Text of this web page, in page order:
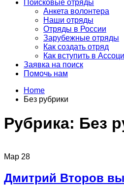
Поисковые отряды
Анкета волонтера
Наши отряды
Отряды в России
Зарубежные отряды
Как создать отряд
Как вступить в
Заявка на поиск
Помочь нам
Home
Без рубрики
Рубрика: Без
Мар 28
Дмитрий Второв